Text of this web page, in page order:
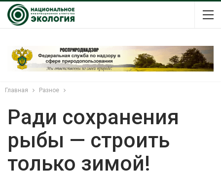
Главная Разное
Ради сохранения
рыбы — строить
только зимой!